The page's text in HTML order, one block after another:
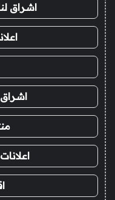
اشراق
اشراق
اعلانات